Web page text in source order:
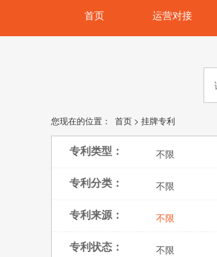
首页 运营对接
您现在的位置： 首页 > 挂牌专利
专利类型： 不限
专利分类： 不限
专利来源： 不限
专利状态： 不限